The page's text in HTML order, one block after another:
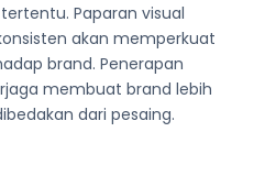
Paparan visual
akan memperkuat
brand. Penerapan
membuat brand lebih
dari pesaing.